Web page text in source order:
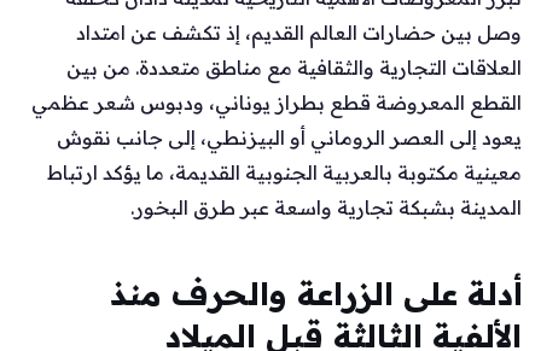
وصل بين حضارات العالم القديم، إذ تكشف عن امتداد
العلاقات التجارية والثقافية مع مناطق متعددة. من بين
القطع المعروضة قطع بطراز يوناني، ودبوس شعر عظمي
يعود إلى العصر الروماني أو البيزنطي، إلى جانب نقوش
معينية مكتوبة بالعربية الجنوبية القديمة، ما يؤكد ارتباط
المدينة بشبكة تجارية واسعة عبر طرق البخور.
أدلة على الزراعة والحرف منذ
الألفية الثالثة قبل الميلاد